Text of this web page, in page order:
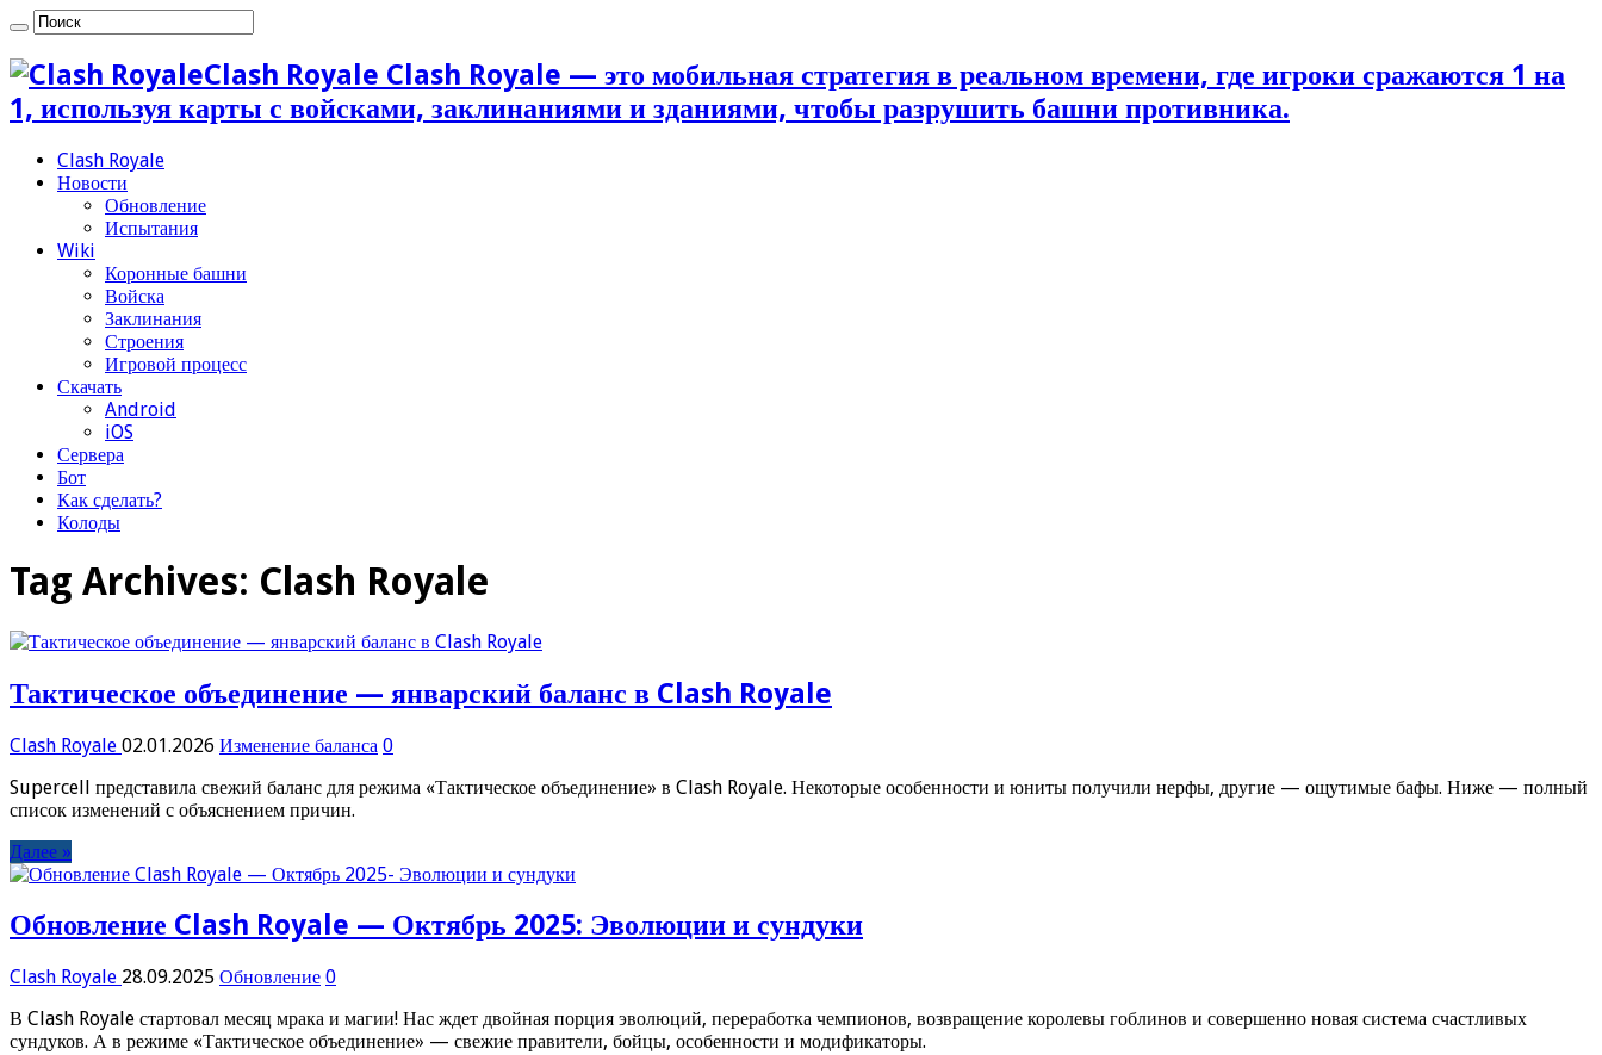
Clash Royale Clash Royale — это мобильная стратегия в реальном времени, где игроки сражаются 1 на
1, используя карты с войсками, заклинаниями и зданиями, чтобы разрушить башни противника.
Clash Royale
Новости
Обновление
Испытания
Wiki
Коронные башни
Войска
Заклинания
Строения
Игровой процесс
Скачать
Android
iOS
Сервера
Бот
Как сделать?
Колоды
Tag Archives: Clash Royale
Тактическое объединение — январский баланс в Clash Royale
Clash Royale 02.01.2026 Изменение баланса 0
Supercell представила свежий баланс для режима «Тактическое объединение» в Clash Royale. Некоторые особенности и юниты получили нерфы, другие — ощутимые бафы. Ниже — полный
список изменений с объяснением причин.
Далее »
Обновление Clash Royale — Октябрь 2025: Эволюции и сундуки
Clash Royale 28.09.2025 Обновление 0
В Clash Royale стартовал месяц мрака и магии! Нас ждет двойная порция эволюций, переработка чемпионов, возвращение королевы гоблинов и совершенно новая система счастливых
сундуков. А в режиме «Тактическое объединение» — свежие правители, бойцы, особенности и модификаторы.